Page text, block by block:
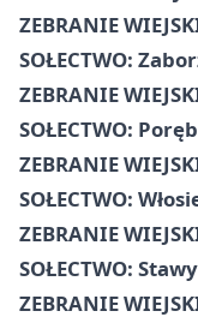
ZEBRANIE
SOŁECTWO:
ZEBRANIE
SOŁECTWO:
ZEBRANIE
SOŁECTWO:
ZEBRANIE
SOŁECTWO:
ZEBRANIE